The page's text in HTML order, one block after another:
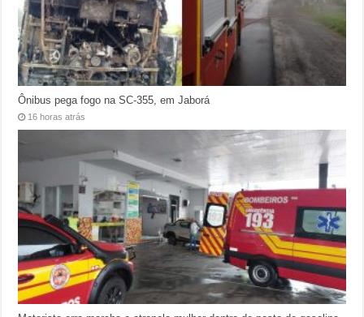
Ônibus pega fogo na SC-355, em Jaborá
16 horas atrás